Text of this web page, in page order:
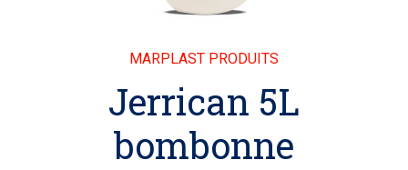
MARPLAST PRODUITS
Jerrican 5L
bombonne